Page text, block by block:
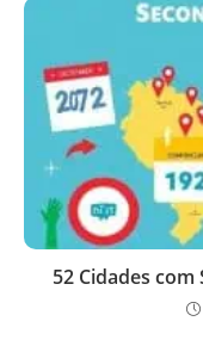
52 Cidades com